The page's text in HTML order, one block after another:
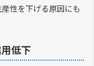
性を下げる原因にも
低下